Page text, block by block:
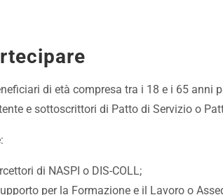
di età compresa tra i 18 e i 65 anni
e sottoscrittori di Patto di Servizio o
di NASPI o DIS-COLL;
per la Formazione e il Lavoro o